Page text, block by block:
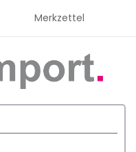
Merkzettel